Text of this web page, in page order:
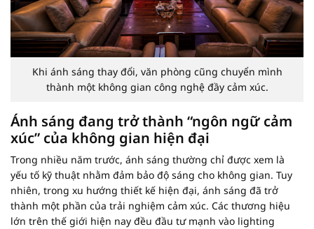
Khi ánh sáng thay đổi, văn phòng cũng chuyển mình
thành một không gian công nghệ đầy cảm xúc.
Ánh sáng đang trở thành “ngôn ngữ cảm
xúc” của không gian hiện đại
Trong nhiều năm trước, ánh sáng thường chỉ được xem là
yếu tố kỹ thuật nhằm đảm bảo độ sáng cho không gian. Tuy
nhiên, trong xu hướng thiết kế hiện đại, ánh sáng đã trở
thành một phần của trải nghiệm cảm xúc. Các thương hiệu
lớn trên thế giới hiện nay đều đầu tư mạnh vào lighting